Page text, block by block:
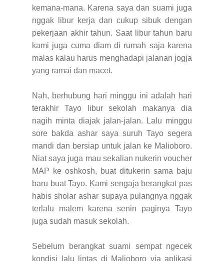
kemana-mana. Karena saya dan suami juga
nggak libur kerja dan cukup sibuk dengan
pekerjaan akhir tahun. Saat libur tahun baru
kami juga cuma diam di rumah saja karena
malas kalau harus menghadapi jalanan jogja
yang ramai dan macet.
Nah, berhubung hari minggu ini adalah hari
terakhir Tayo libur sekolah makanya dia
nagih minta diajak jalan-jalan. Lalu minggu
sore bakda ashar saya suruh Tayo segera
mandi dan bersiap untuk jalan ke Malioboro.
Niat saya juga mau sekalian nukerin voucher
MAP ke oshkosh, buat ditukerin sama baju
baru buat Tayo. Kami sengaja berangkat pas
habis sholar ashar supaya pulangnya nggak
terlalu malem karena senin paginya Tayo
juga sudah masuk sekolah.
Sebelum berangkat suami sempat ngecek
kondisi lalu lintas di Malioboro via aplikasi